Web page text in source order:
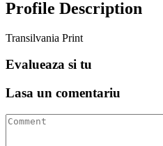
Profile Description
Transilvania Print
Evalueaza si tu
Lasa un comentariu